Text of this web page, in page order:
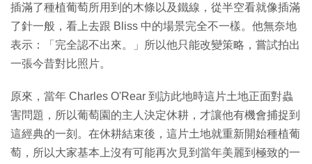
插滿了種植葡萄所用到的木條以及鐵線，從半空看就像插滿
了針一般，看上去跟 Bliss 中的場景完全不一樣。他無奈地
表示：「完全認不出來。」所以他只能改變策略，嘗試拍出
一張今昔對比照片。
原來，當年 Charles O'Rear 到訪此地時這片土地正面對蟲
害問題，所以葡萄園的主人決定休耕，才讓他有機會捕捉到
這經典的一刻。在休耕結束後，這片土地就重新開始種植葡
萄，所以大家基本上沒有可能再次見到當年美麗到極致的一